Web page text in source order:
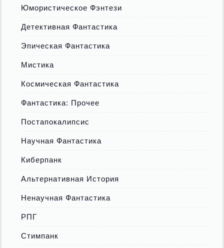
Юмористическое Фэнтези
Детективная Фантастика
Эпическая Фантастика
Мистика
Космическая Фантастика
Фантастика: Прочее
Постапокалипсис
Научная Фантастика
Киберпанк
Альтернативная История
Ненаучная Фантастика
РПГ
Стимпанк